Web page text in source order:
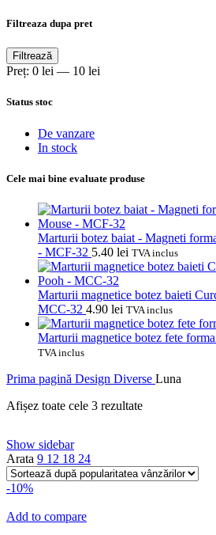
Filtreaza dupa pret
Preț
minim
Preț
maxim
Filtrează
Preț: 0 lei — 10 lei
Status stoc
De vanzare
In stock
Cele mai bine evaluate produse
Marturii botez baiat - Magneti
- MCF-32 5.40 lei TVA inclus
Marturii magnetice botez baieti
MCC-32 4.90 lei TVA inclus
Marturii magnetice botez fete
TVA inclus
Prima pagină Design Diverse Luna
Afișez toate cele 3 rezultateSortat
Show sidebar
Arata 9 12 18 24
-10%
Add to compare